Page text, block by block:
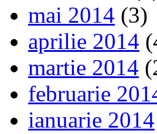
mai 2014 (3)
aprilie 2014
martie 2014
februarie
ianuarie 2014